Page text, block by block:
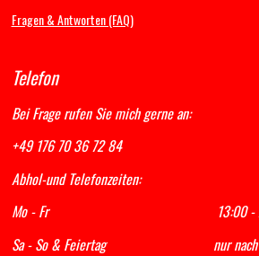
Fragen & Antworten (FAQ)
Telefon
Bei Frage rufen Sie mich gerne an:
+49 176 70 36 72 84
Abhol-und Telefonzeiten:
Mo - Fr 13:00 -
Sa - So & Feiertag nur nach